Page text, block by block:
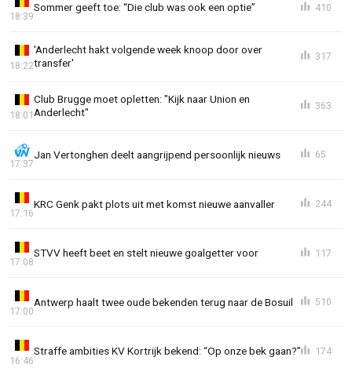
Sommer geeft toe: “Die club was ook een optie”
18:39
410
'Anderlecht hakt volgende week knoop door over
transfer'
18:22
317
Club Brugge moet opletten: "Kijk naar Union en
Anderlecht"
18:01
363
Jan Vertonghen deelt aangrijpend persoonlijk nieuws
17:37
65
KRC Genk pakt plots uit met komst nieuwe aanvaller
17:16
244
STVV heeft beet en stelt nieuwe goalgetter voor
17:08
117
Antwerp haalt twee oude bekenden terug naar de Bosuil
17:00
510
Straffe ambities KV Kortrijk bekend: “Op onze bek gaan?”
16:46
174